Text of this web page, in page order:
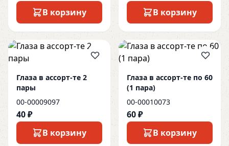
В корзину
В корзину
Глаза в ассорт-те 2
пары
00-00009097
40 ₽
В корзину
Глаза в ассорт-те по 60
(1 пара)
00-00010073
60 ₽
В корзину